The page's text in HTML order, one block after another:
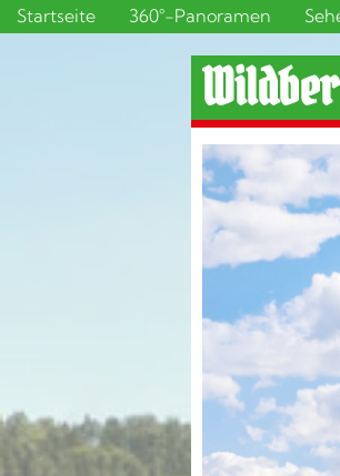
Startseite 360°-Panoramen